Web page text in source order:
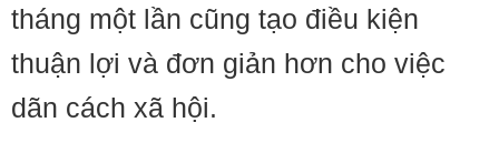
tháng một lần cũng tạo điều kiện
thuận lợi và đơn giản hơn cho việc
dãn cách xã hội.